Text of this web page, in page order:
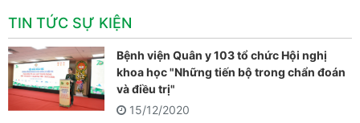
TIN TỨC SỰ KIỆN
Bệnh viện Quân y 103 tổ chức Hội nghị
khoa học "Những tiến bộ trong chẩn đoán
và điều trị"
15/12/2020